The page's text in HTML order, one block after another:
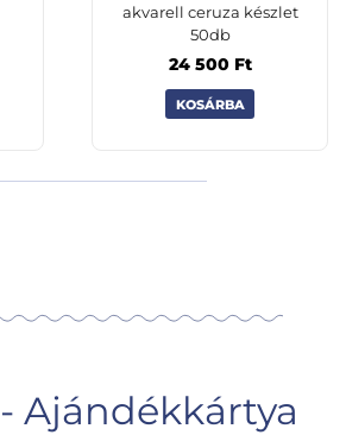
akvarell ceruza készlet
50db
24 500 Ft
KOSÁRBA
Ajándékkártya